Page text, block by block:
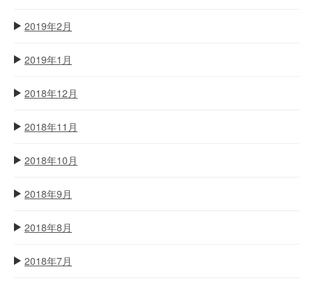
2019年2月
2019年1月
2018年12月
2018年11月
2018年10月
2018年9月
2018年8月
2018年7月